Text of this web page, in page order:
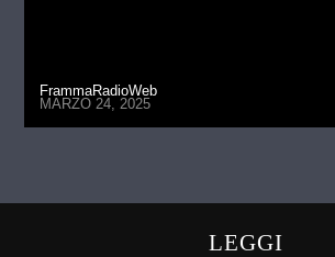
FrammaRadioWeb
MARZO 24, 2025
LEGGI